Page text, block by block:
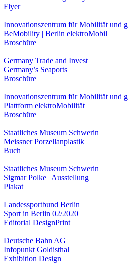
Flyer
Innovationszentrum für Mobilität und
BeMobility | Berlin elektroMobil
Broschüre
Germany Trade and Invest
Germany’s Seaports
Broschüre
Innovationszentrum für Mobilität und
Plattform elektroMobilität
Broschüre
Staatliches Museum Schwerin
Meissner Porzellanplastik
Buch
Staatliches Museum Schwerin
Sigmar Polke | Ausstellung
Plakat
Landessportbund Berlin
Sport in Berlin 02/2020
Editorial DesignPrint
Deutsche Bahn AG
Infopunkt Goldisthal
Exhibition Design